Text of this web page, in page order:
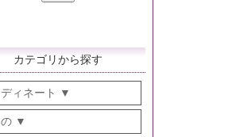
カテゴリから探す
ィネート